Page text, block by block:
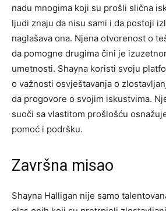
nadu mnogima koji su prošli slična
ljudi znaju da nisu sami i da postoji
naglašava ona. Njena otvorenost o
da pomogne drugima čini je
umetnosti. Shayna koristi svoju
o važnosti osvještavanja o
da progovore o svojim iskustvima.
suoči sa vlastitom prošlošću
pomoć i podršku.
Završna misao
Shayna Halligan nije samo